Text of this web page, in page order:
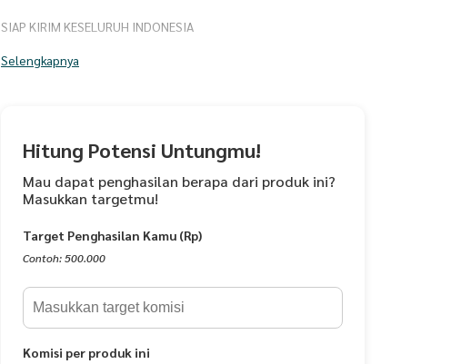
SIAP KIRIM KESELURUH INDONESIA
rempah - rempah yang lainnya. Bukan rasanya saja yang bikin ketagihan basreng ini
juga bisa dijadikan sebagai topping atau tambahan makanan yang lain sehingga
sensasi yang dirasakan sangat nikmat.
KOMPOSISI :
- Keripik Basreng.
- Cabai
- Garam
- Daun Jeruk
- Penyedap Rasa
Selengkapnya
Hitung Potensi Untungmu!
Mau dapat penghasilan berapa dari produk ini?
Masukkan targetmu!
Target Penghasilan Kamu (Rp)
Contoh: 500.000
Komisi per produk ini